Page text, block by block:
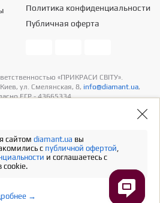
Политика конфиденциальности
Публичная оферта
«ПРИКРАСИ СВІТУ».
ул. Смелянская, 8, info@diamant.ua,
ЕГР - 43665334.
содержится в разделе «Оплата и
товаров налогов не включено
Полная версия
сайтом diamant.ua вы
с публичной офертой,
и соглашаетесь с
cookie.
→